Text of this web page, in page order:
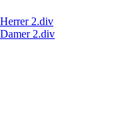
2.div
2.div